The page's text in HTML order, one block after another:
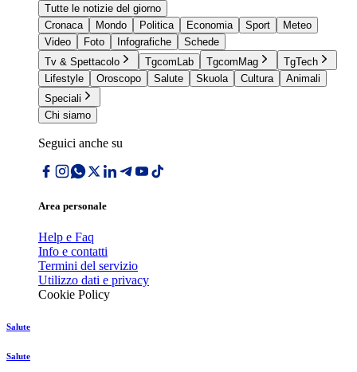
Tutte le notizie del giorno
Cronaca
Mondo Politica Economia Sport
Meteo
Video
Foto Infografiche
Schede
Tv & Spettacolo
TgcomLab TgcomMag
TgTech
Lifestyle
Oroscopo Salute Skuola Cultura
Animali
Speciali
Chi siamo
Seguici anche su
Area personale
Help e Faq
Info e contatti
Termini del servizio
Utilizzo dati e privacy
Cookie Policy
Salute
Salute